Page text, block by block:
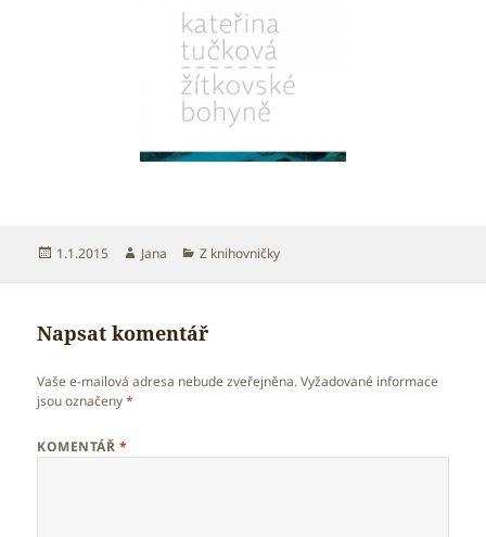
Publikováno:
1.1.2015 Autor:
Jana Rubriky:
Z knihovničky
Napsat komentář
Vaše e-mailová adresa nebude zveřejněna. Vyžadované informace
jsou označeny*
KOMENTÁŘ *